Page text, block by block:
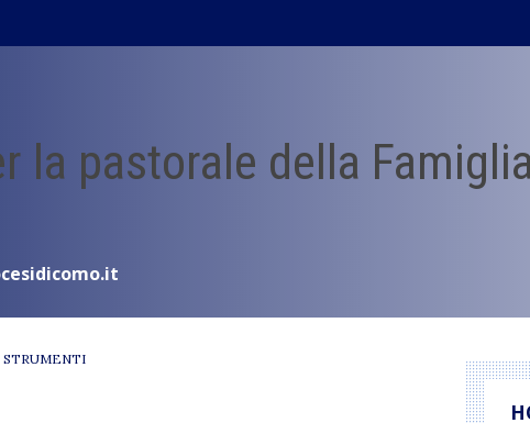
la pastorale della
STRUMENTI